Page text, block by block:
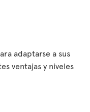
adaptarse a sus
ventajas y niveles